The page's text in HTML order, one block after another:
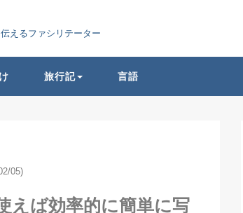
えるファシリテーター
旅行記 言語
05)
えば効率的に簡単に写